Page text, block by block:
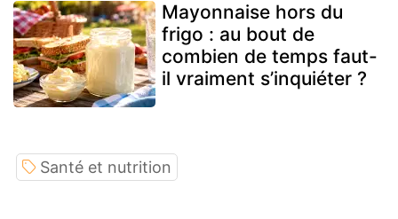
Mayonnaise hors du
frigo : au bout de
combien de temps faut-
il vraiment s’inquiéter ?
Santé et nutrition